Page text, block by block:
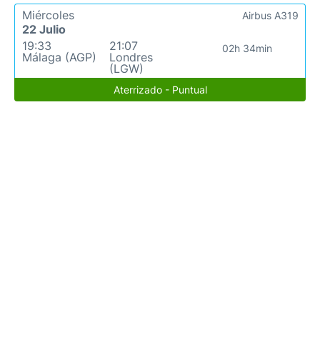
Miércoles
22 Julio
19:33
Málaga (AGP)
21:07
Londres
(LGW)
02h 34min
Airbus A319
Aterrizado - Puntual